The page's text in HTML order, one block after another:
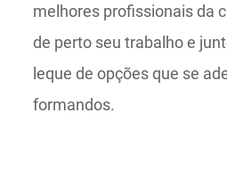
melhores profissionais da
de perto seu trabalho e
leque de opções que se
formandos.